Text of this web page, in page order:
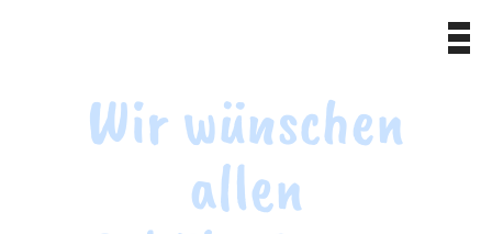
Wir wünschen
allen